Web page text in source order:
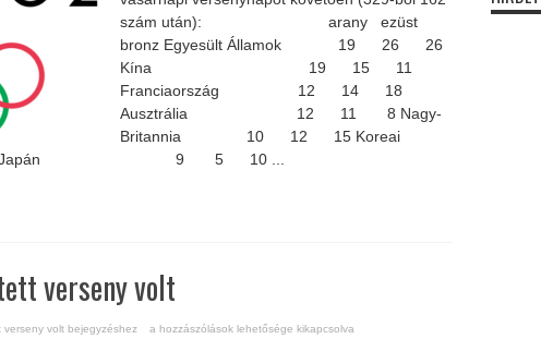
szám után): arany ezüst
bronz Egyesült Államok 19 26 26
Kína 19 15 11
Franciaország 12 14 18
Ausztrália 12 11 8 Nagy-
Britannia 10 12 15 Koreai
7 Japán 9 5 10 ...
verseny volt
volt bejegyzéshez a hozzászólások lehetősége kikapcsolva